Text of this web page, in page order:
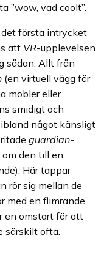
”wow, vad coolt”.
första intrycket
att VR-upplevelsen
sådan. Allt från
(en virtuell vägg för
möbler eller
smidigt och
något känsligt
guardian-
den till en
Här tappar
rör sig mellan de
med en flimrande
en omstart för att
särskilt ofta.